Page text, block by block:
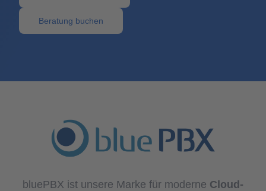
Beratung buchen
bluePBX ist unsere Marke für moderne Cloud-